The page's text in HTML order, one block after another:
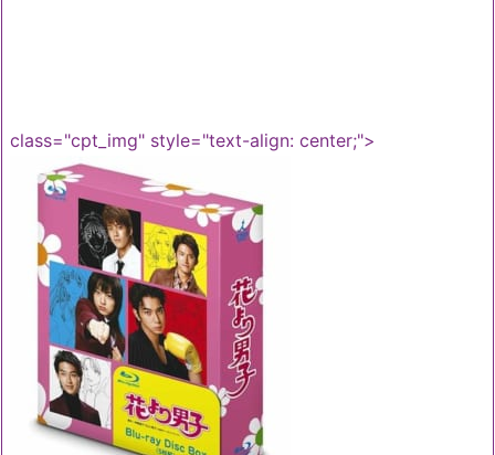
class="cpt_img" style="text-align: center;">